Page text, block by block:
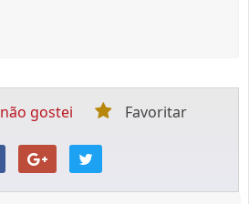
não gostei Favoritar